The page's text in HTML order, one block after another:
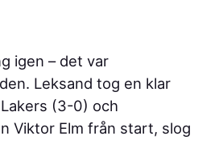
igen – det var
Leksand tog en klar
(3-0) och
Viktor Elm från start, slog